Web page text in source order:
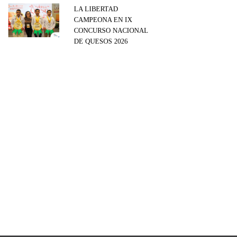
LA LIBERTAD
CAMPEONA EN IX
CONCURSO NACIONAL
DE QUESOS 2026